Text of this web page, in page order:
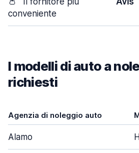
conveniente
I modelli di auto a
richiesti
Agenzia di noleggio auto
Alamo